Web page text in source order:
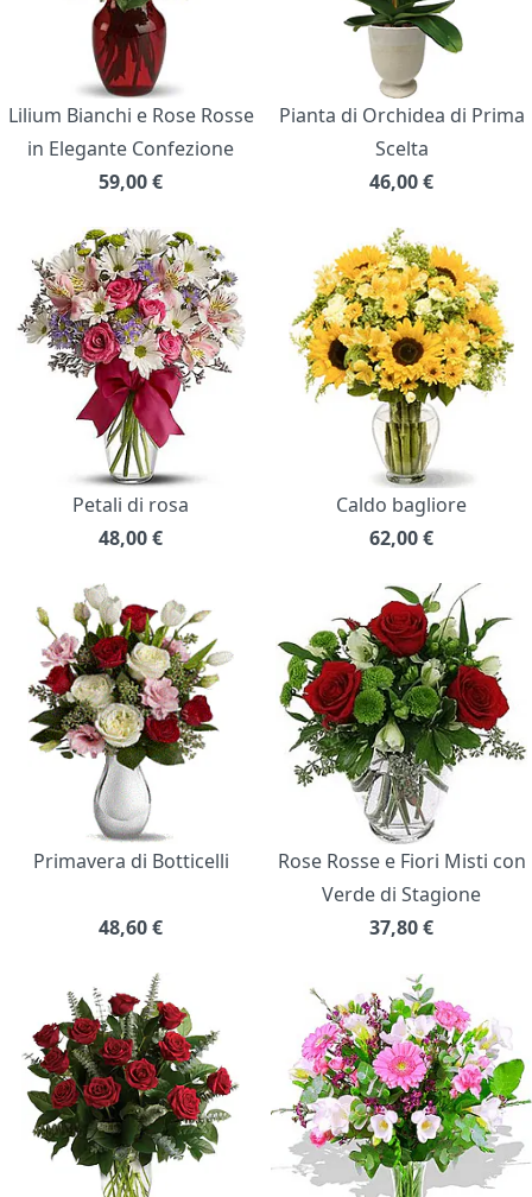
Lilium Bianchi e Rose Rosse
in Elegante Confezione
59,00€
Pianta di Orchidea di Prima
Scelta
46,00€
Petali di rosa
48,00€
Caldo bagliore
62,00€
Primavera di Botticelli
48,60€
Rose Rosse e Fiori Misti con
Verde di Stagione
37,80€